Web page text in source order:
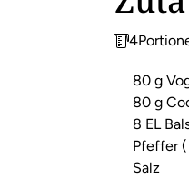
4
80 g
80 g
8 EL
Pfeffer
Salz